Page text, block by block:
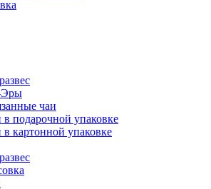
чаи
в подарочной упаковке
в картонной упаковке